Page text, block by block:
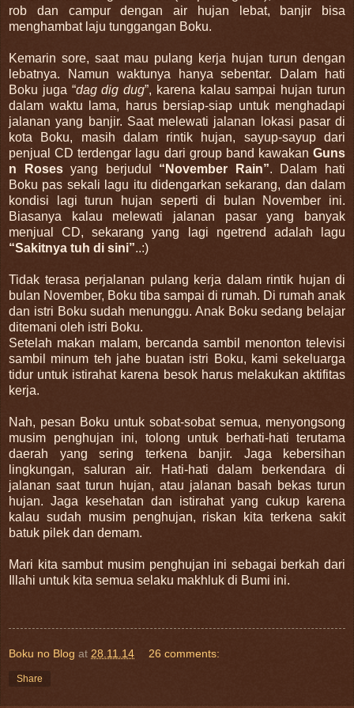
rob dan campur dengan air hujan lebat, banjir bisa
menghambat laju tunggangan Boku.
Kemarin sore, saat mau pulang kerja hujan turun dengan
lebatnya. Namun waktunya hanya sebentar. Dalam hati
Boku juga “dag dig dug”, karena kalau sampai hujan turun
dalam waktu lama, harus bersiap-siap untuk menghadapi
jalanan yang banjir. Saat melewati jalanan lokasi pasar di
kota Boku, masih dalam rintik hujan, sayup-sayup dari
penjual CD terdengar lagu dari group band kawakan Guns
n Rosesyang berjudul “November Rain”. Dalam hati
Boku pas sekali lagu itu didengarkan sekarang, dan dalam
kondisi lagi turun hujan seperti di bulan November ini.
Biasanya kalau melewati jalanan pasar yang banyak
menjual CD, sekarang yang lagi ngetrend adalah lagu
“Sakitnya tuh di sini”..:)
Tidak terasa perjalanan pulang kerja dalam rintik hujan di
bulan November, Boku tiba sampai di rumah. Di rumah anak
dan istri Boku sudah menunggu. Anak Boku sedang belajar
ditemani oleh istri Boku.
Setelah makan malam, bercanda sambil menonton televisi
sambil minum teh jahe buatan istri Boku, kami sekeluarga
tidur untuk istirahat karena besok harus melakukan aktifitas
kerja.
Nah, pesan Boku untuk sobat-sobat semua, menyongsong
musim penghujan ini, tolong untuk berhati-hati terutama
daerah yang sering terkena banjir. Jaga kebersihan
lingkungan, saluran air.
Hati-hati dalam berkendara di
jalanan saat turun hujan, atau jalanan basah bekas turun
hujan. Jaga kesehatan dan istirahat yang cukup karena
kalau sudah musim penghujan, riskan kita terkena sakit
batuk pilek dan demam.
Mari kita sambut musim penghujan ini sebagai berkah dari
Illahi untuk kita semua selaku makhluk di Bumi ini.
Boku no Blog at 28.11.14 26 comments:
Share